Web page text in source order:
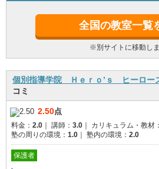
全国の教室一覧
※別サイトに移動しま
個別指導学院 Ｈｅｒｏ’ｓ ヒーロ
コミ
2.50点
料金： 2.0 講師： 3.0 カリキュラム・教材：
塾の周りの環境： 1.0 塾内の環境： 2.0
保護者